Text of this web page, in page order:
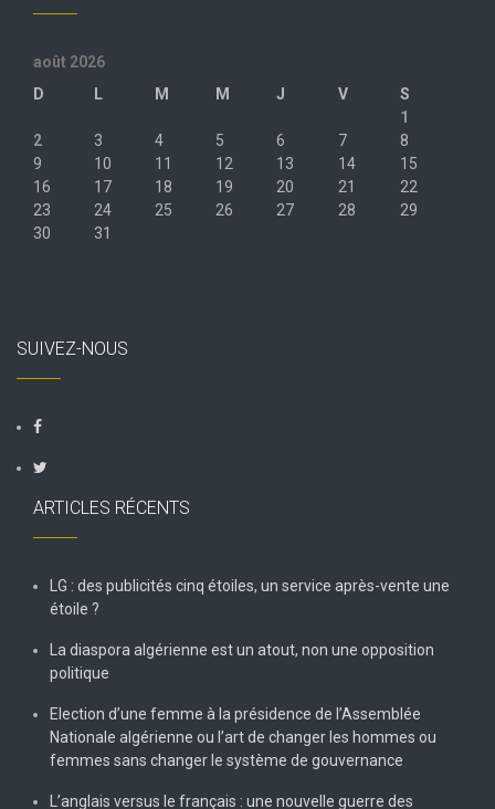
août 2026
D
L M M J V
S
1
2
3 4 5 6 7
8
9
10 11 12 13 14
15
16
17 18 19 20 21
22
23
24 25 26 27 28
29
30
31
SUIVEZ-NOUS
ARTICLES RÉCENTS
LG : des publicités cinq étoiles, un service après-vente une
étoile ?
La diaspora algérienne est un atout, non une opposition
politique
Election d’une femme à la présidence de l’Assemblée
Nationale algérienne ou l’art de changer les hommes ou
femmes sans changer le système de gouvernance
L’anglais versus le français : une nouvelle guerre des